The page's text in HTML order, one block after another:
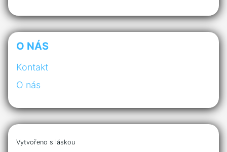
O NÁS
Kontakt
O nás
Vytvořeno s láskou